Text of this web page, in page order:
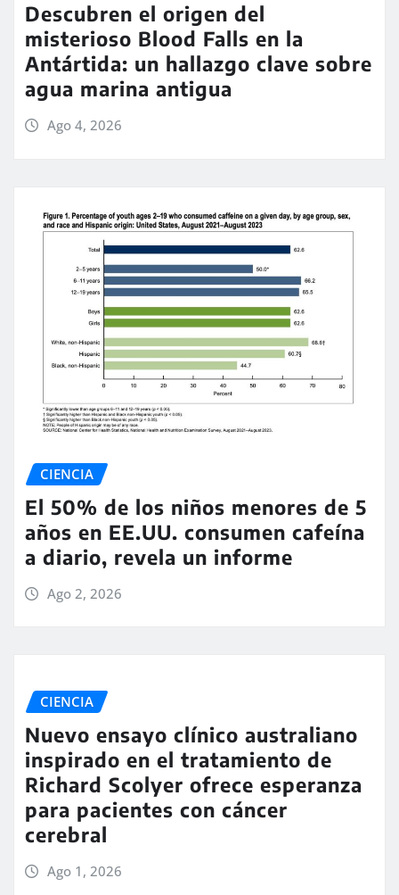
Descubren el origen del
misterioso Blood Falls en la
Antártida: un hallazgo clave sobre
agua marina antigua
Ago 4, 2026
CIENCIA
El 50% de los niños menores de 5
años en EE.UU. consumen cafeína
a diario, revela un informe
Ago 2, 2026
CIENCIA
Nuevo ensayo clínico australiano
inspirado en el tratamiento de
Richard Scolyer ofrece esperanza
para pacientes con cáncer
cerebral
Ago 1, 2026